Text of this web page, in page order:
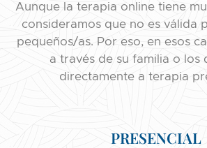
Aunque la terapia online tiene
consideramos que no es válida
pequeños/as. Por eso, en esos
a través de su familia o los
directamente a terapia
PRESENCIAL